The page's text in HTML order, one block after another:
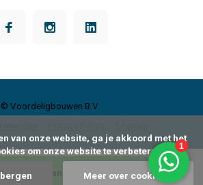
aan winkelwagen
© Voordeligbouwen B.V.
om onze website te verbeteren.
Meer over cookies »